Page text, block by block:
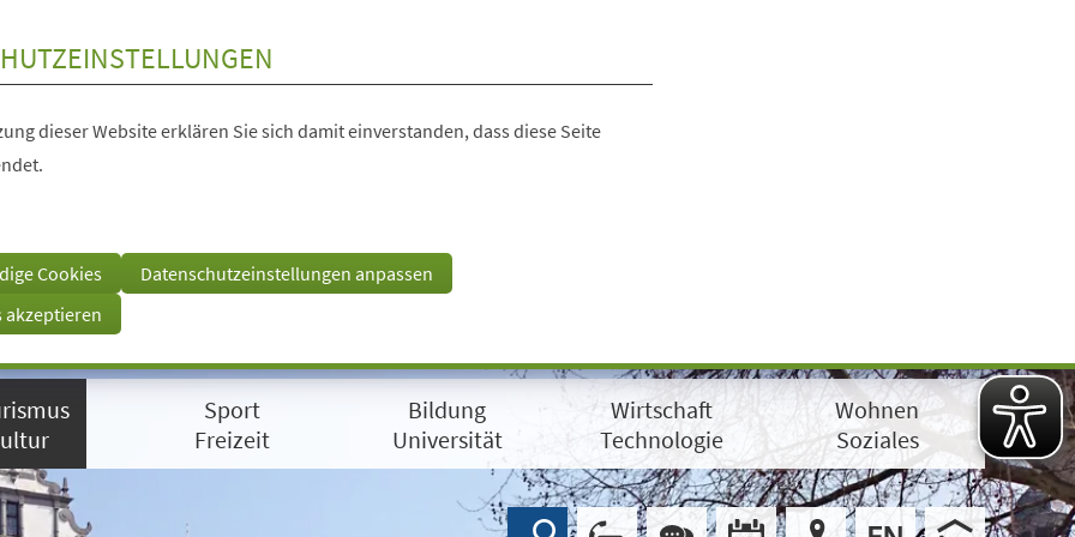
dieser Website erklären Sie sich damit einverstanden, dass diese Seite
Cookies
Datenschutzeinstellungen anpassen
akzeptieren
Sport
Freizeit
Bildung
Universität
Wirtschaft
Technologie
Wohnen
Soziales